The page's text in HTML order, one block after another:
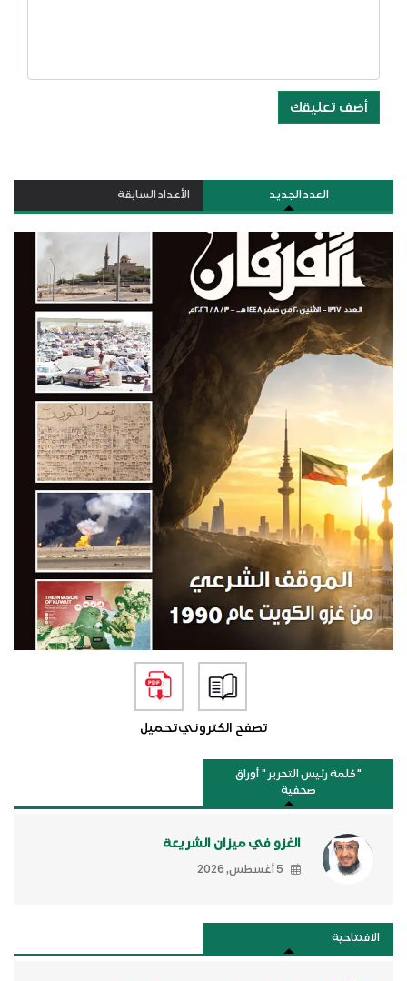
أضف تعليقك
العدد الجديد الأعداد السابقة
تصفح الكترونيتحميل
"كلمة رئيس التحرير " أوراق
صحفية
الغزو في ميزان الشريعة
5 أغسطس, 2026
الافتتاحية